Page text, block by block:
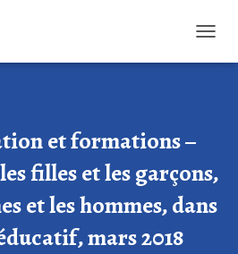
et formations –
filles et les garçons,
et les hommes, dans
mars 2018